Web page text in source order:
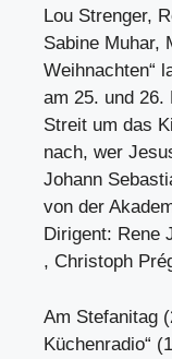
Lou Strenger,
Sabine Muhar,
Weihnachten“
am 25. und 26.
Streit um das
nach, wer
Johann
von der
Dirigent: Rene
, Christoph
Am Stefanitag
Küchenradio“